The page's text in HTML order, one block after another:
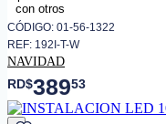
CÓDIGO: 01-56-1322
REF: 192I-T-W
NAVIDAD
RD$38953